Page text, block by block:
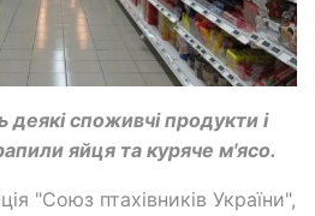
деякі споживчі продукти і
яйця та куряче м'ясо.
"Союз птахівників України",